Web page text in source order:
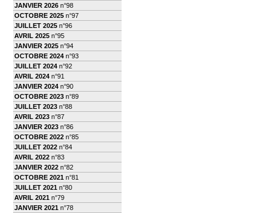
JANVIER 2026 n°98
OCTOBRE 2025 n°97
JUILLET 2025 n°96
AVRIL 2025 n°95
JANVIER 2025 n°94
OCTOBRE 2024 n°93
JUILLET 2024 n°92
AVRIL 2024 n°91
JANVIER 2024 n°90
OCTOBRE 2023 n°89
JUILLET 2023 n°88
AVRIL 2023 n°87
JANVIER 2023 n°86
OCTOBRE 2022 n°85
JUILLET 2022 n°84
AVRIL 2022 n°83
JANVIER 2022 n°82
OCTOBRE 2021 n°81
JUILLET 2021 n°80
AVRIL 2021 n°79
JANVIER 2021 n°78